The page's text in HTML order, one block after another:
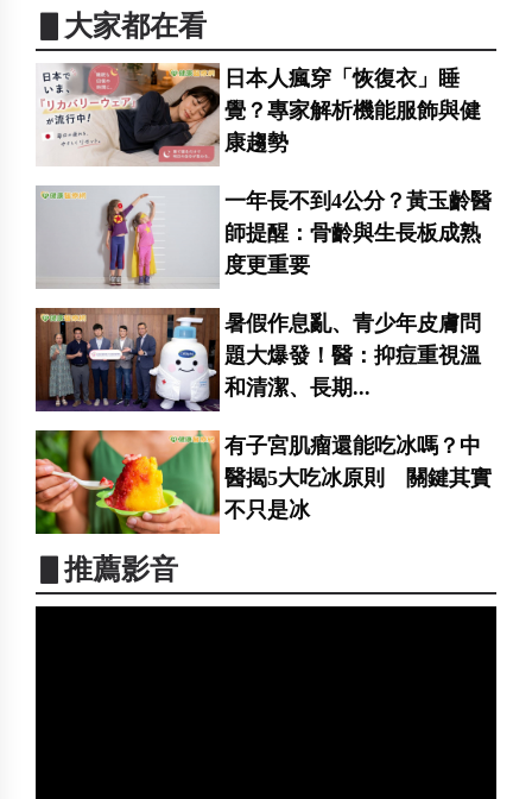
▋大家都在看
日本人瘋穿「恢復衣」睡
覺？專家解析機能服飾與健
康趨勢
一年長不到4公分？黃玉齡醫
師提醒：骨齡與生長板成熟
度更重要
暑假作息亂、青少年皮膚問
題大爆發！醫：抑痘重視溫
和清潔、長期...
有子宮肌瘤還能吃冰嗎？中
醫揭5大吃冰原則 關鍵其實
不只是冰
▋推薦影音